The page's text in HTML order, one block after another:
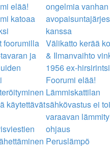
elää!
katoaa
foorumilla
ja
käytettävät
ongelmia vanhan
kanssa
Välikatto kerää
& Ilmanvaihto
1956 ex-
Foorumi elää!
Lämmiskattilan
sähkövastus ei
varaavan
ohjaus
Peruslämpö